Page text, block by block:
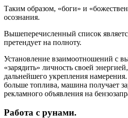
Таким образом, «боги» и
осознания.
Вышеперечисленный список
претендует на полноту.
Установление взаимоотношений с
«зарядить» личность своей
дальнейшего укрепления
больше топлива, машина получает
рекламного объявления на
Работа с рунами.